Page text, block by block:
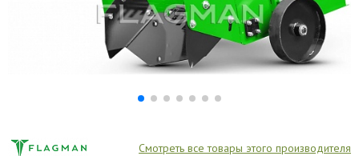
Смотреть все товары этого производителя